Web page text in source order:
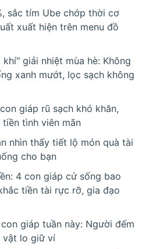
sắc tím Ube chớp thời cơ
xuất hiện trên menu đồ
giải nhiệt mùa hè: Không
xanh mướt, lọc sạch không
giáp rũ sạch khó khăn,
tình viên mãn
nhìn thấy tiết lộ món quà tài
cho bạn
4 con giáp cứ sống bao
tiền tài rực rỡ, gia đạo
giáp tuần này: Người đếm
vật lo giữ ví